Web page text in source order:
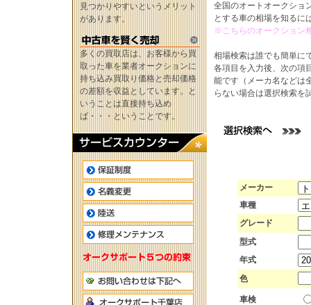
見つかりやすいというメリット
があります。
多くの買取店は、お客様から買
取った車を業者オークションに
持ち込み買取り価格と売却価格
の差額を収益としています。と
いうことは直接持ち込め
ば・・・ということです。
全国のオートオークショ
とする車の相場を知るに
※こちらのオークション
相場検索は誰でも簡単に
各項目を入力後、次の項
能です（メーカ名などは
らない場合は選択検索を
メーカー
車種
グレード
型式
年式
色
車検